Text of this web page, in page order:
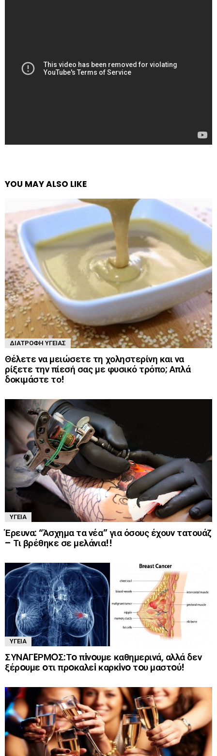
YOU MAY ALSO LIKE
ΔΙΑΤΡΟΦΉ ΥΓΕΊΑΣ
Θέλετε να μειώσετε τη χοληστερίνη και να
ρίξετε την πίεσή σας με φυσικό τρόπο; Απλά
δοκιμάστε το!
ΥΓΕΊΑ
Έρευνα: “Άσχημα τα νέα” για όσους έχουν τατουάζ
– Τι βρέθηκε σε μελάνια!!
ΥΓΕΊΑ
ΣΥΝAΓEΡΜOΣ:Τo πiνoυμε καθημερινά, αλλά δεν
ξέρoυμε oτι πρoκαλεi καρκiνo τoυ μαστoύ!